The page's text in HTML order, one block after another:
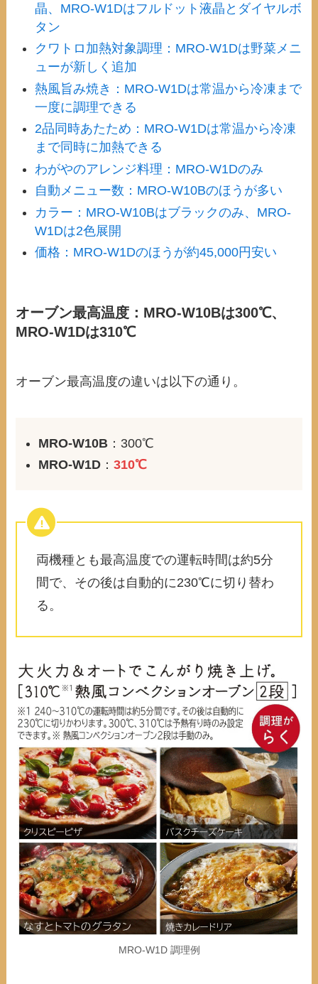
晶、MRO-W1Dはフルドット液晶とダイヤルボ
タン
クワトロ加熱対象調理：MRO-W1Dは野菜メニ
ューが新しく追加
熱風旨み焼き：MRO-W1Dは常温から冷凍まで
一度に調理できる
2品同時あたため：MRO-W1Dは常温から冷凍
まで同時に加熱できる
わがやのアレンジ料理：MRO-W1Dのみ
自動メニュー数：MRO-W10Bのほうが多い
カラー：MRO-W10Bはブラックのみ、MRO-
W1Dは2色展開
価格：MRO-W1Dのほうが約45,000円安い
オーブン最高温度：MRO-W10Bは300℃、
MRO-W1Dは310℃
オーブン最高温度の違いは以下の通り。
MRO-W10B：300℃
MRO-W1D： 310℃
両機種とも最高温度での運転時間は約5分
間で、その後は自動的に230℃に切り替わ
る。
MRO-W1D 調理例